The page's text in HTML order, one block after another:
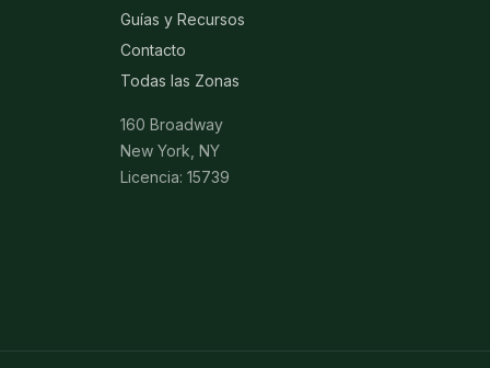
Guías y Recursos
Contacto
Todas las Zonas
160 Broadway
New York, NY
Licencia: 15739